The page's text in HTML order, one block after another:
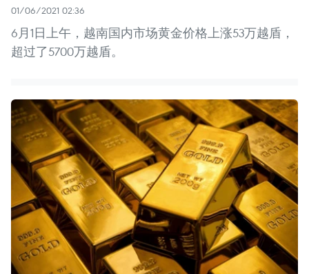
01/06/2021 02:36
6月1日上午，越南国内市场黄金价格上涨53万越盾，
超过了5700万越盾。